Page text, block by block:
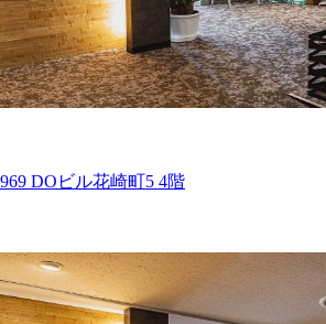
DOビル花崎町5 4階